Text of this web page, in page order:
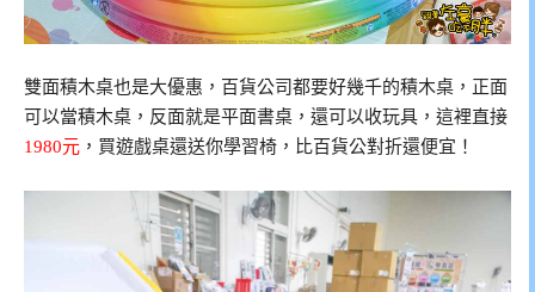
雙面積木桌也是大優惠，百貨公司都要好幾千的積木桌，正面
可以當積木桌，反面就是平面書桌，還可以收玩具，這裡直接
1980元 ，買遊戲桌還送你學習椅，比百貨公對折還便宜！